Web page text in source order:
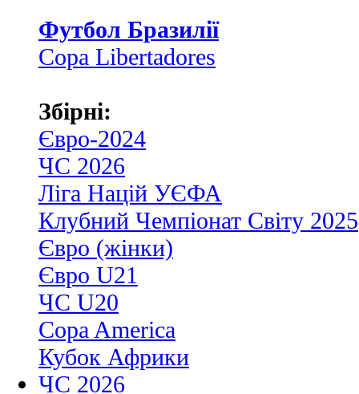
Футбол Бразилії
Copa Libertadores
Збірні:
Євро-2024
ЧС 2026
Ліга Націй УЄФА
Клубний Чемпіонат Світу 2025
Євро (жінки)
Євро U21
ЧС U20
Copa America
Кубок Африки
ЧС 2026